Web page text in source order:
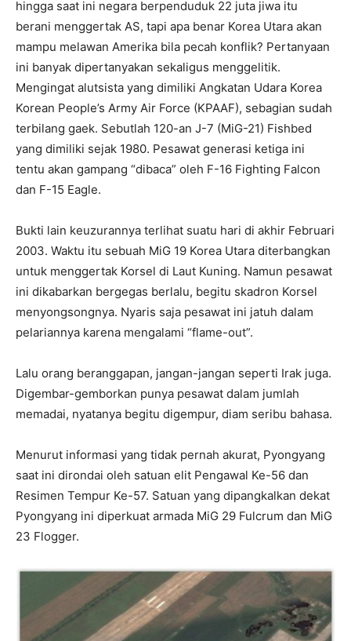
hingga saat ini negara berpenduduk 22 juta jiwa itu
berani menggertak AS, tapi apa benar Korea Utara akan
mampu melawan Amerika bila pecah konflik? Pertanyaan
ini banyak dipertanyakan sekaligus menggelitik.
Mengingat alutsista yang dimiliki Angkatan Udara Korea
Korean People’s Army Air Force (KPAAF), sebagian sudah
terbilang gaek. Sebutlah 120-an J-7 (MiG-21) Fishbed
yang dimiliki sejak 1980. Pesawat generasi ketiga ini
tentu akan gampang “dibaca” oleh F-16 Fighting Falcon
dan F-15 Eagle.
Bukti lain keuzurannya terlihat suatu hari di akhir Februari
2003. Waktu itu sebuah MiG 19 Korea Utara diterbangkan
untuk menggertak Korsel di Laut Kuning. Namun pesawat
ini dikabarkan bergegas berlalu, begitu skadron Korsel
menyongsongnya. Nyaris saja pesawat ini jatuh dalam
pelariannya karena mengalami “flame-out”.
Lalu orang beranggapan, jangan-jangan seperti Irak juga.
Digembar-gemborkan punya pesawat dalam jumlah
memadai, nyatanya begitu digempur, diam seribu bahasa.
Menurut informasi yang tidak pernah akurat, Pyongyang
saat ini dirondai oleh satuan elit Pengawal Ke-56 dan
Resimen Tempur Ke-57. Satuan yang dipangkalkan dekat
Pyongyang ini diperkuat armada MiG 29 Fulcrum dan MiG
23 Flogger.